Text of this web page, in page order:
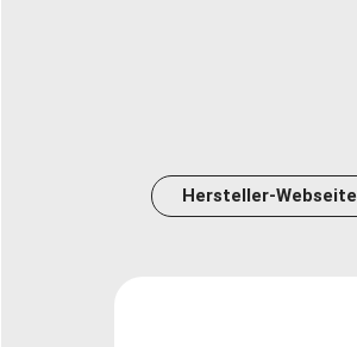
Hersteller-Webseite